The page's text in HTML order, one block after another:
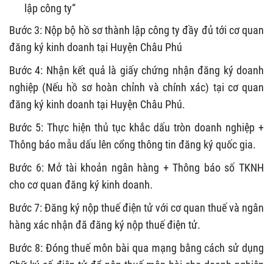
lập công ty“
Bước 3: Nộp bộ hồ sơ thành lập công ty đầy đủ tới cơ quan
đăng ký kinh doanh tại Huyện Châu Phú
Bước 4: Nhận kết quả là giấy chứng nhận đăng ký doanh
nghiệp (Nếu hồ sơ hoàn chỉnh và chính xác) tại cơ quan
đăng ký kinh doanh tại Huyện Châu Phú.
Bước 5: Thực hiện thủ tục khắc dấu tròn doanh nghiệp +
Thông báo mẫu dấu lên cổng thông tin đăng ký quốc gia.
Bước 6: Mở tài khoản ngân hàng + Thông báo số TKNH
cho cơ quan đăng ký kinh doanh.
Bước 7: Đăng ký nộp thuế điện tử với cơ quan thuế và ngân
hàng xác nhận đã đăng ký nộp thuế điện tử.
Bước 8: Đóng thuế môn bài qua mạng bằng cách sử dụng